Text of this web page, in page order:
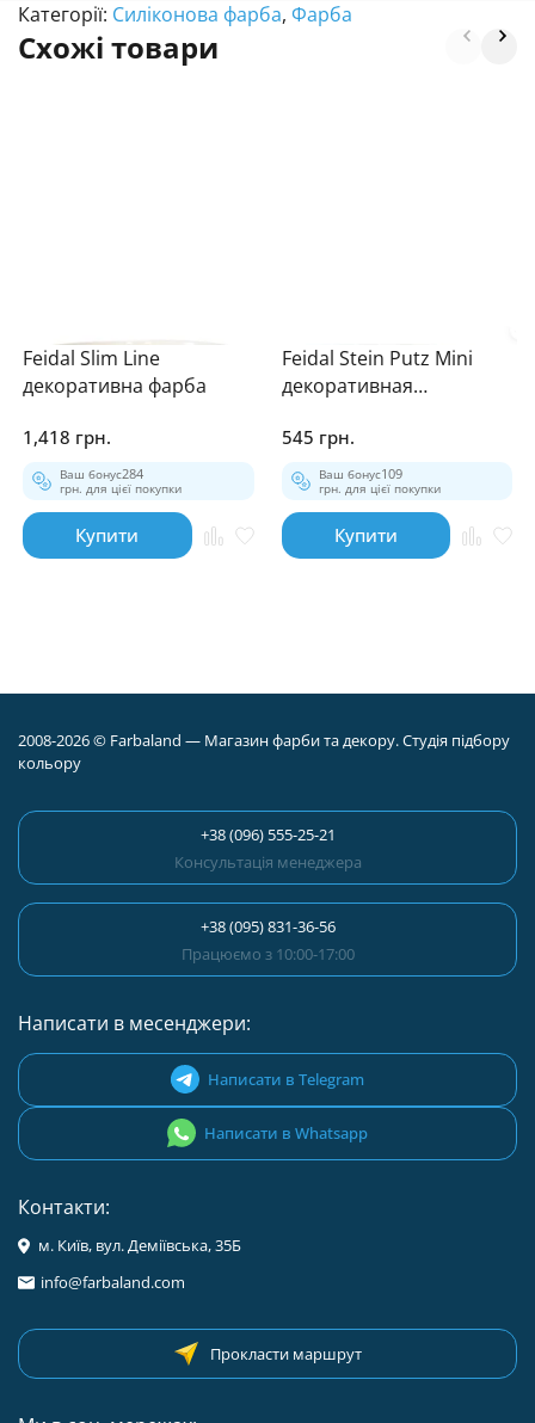
Категорії: Силіконова фарба, Фарба
Схожі товари
Feidal Slim Line
декоративна фарба
1,418 грн.
Ваш бонус284
грн. для цієї покупки
Купити
Feidal Stein Putz Mini
декоративная
545 грн.
Ваш бонус109
грн. для цієї покупки
Купити
2008-2026 © Farbaland — Магазин фарби та декору. Студія підбору
кольору
+38 (096) 555-25-21
Консультація менеджера
+38 (095) 831-36-56
Працюємо з 10:00-17:00
Написати в месенджери:
Написати в Telegram
Написати в Whatsapp
Контакти:
м. Київ, вул. Деміївська, 35Б
info@farbaland.com
Прокласти маршрут